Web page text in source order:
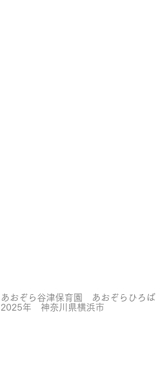
あおぞら谷津保育園 あおぞらひろば
2025年 神奈川県横浜市